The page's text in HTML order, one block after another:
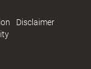
Disclaimer